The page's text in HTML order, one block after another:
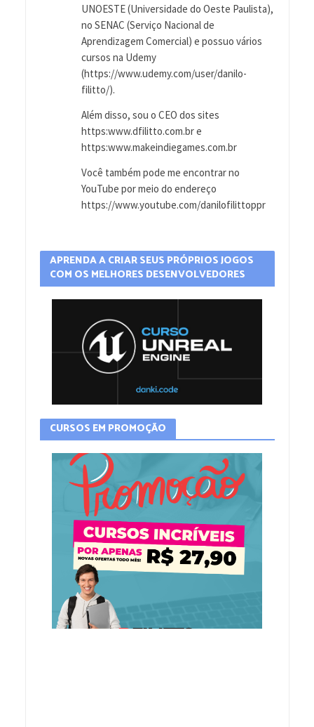
UNOESTE (Universidade do Oeste Paulista),
no SENAC (Serviço Nacional de
Aprendizagem Comercial) e possuo vários
cursos na Udemy
(https://www.udemy.com/user/danilo-
filitto/).
Além disso, sou o CEO dos sites
https:www.dfilitto.com.br e
https:www.makeindiegames.com.br
Você também pode me encontrar no
YouTube por meio do endereço
https://www.youtube.com/danilofilittoppr
APRENDA A CRIAR SEUS PRÓPRIOS JOGOS
COM OS MELHORES DESENVOLVEDORES
CURSOS EM PROMOÇÃO